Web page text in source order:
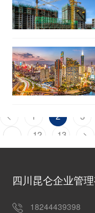
< 1 2 3
12 13 >
四川昆仑企业管
18244439398